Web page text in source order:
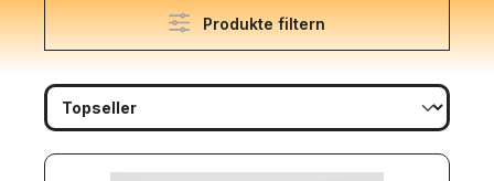
Produkte filtern